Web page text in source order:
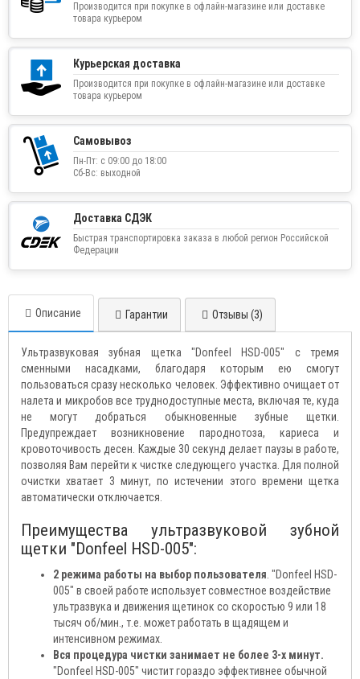
Производится при покупке в офлайн-магазине или доставке
товара курьером
Курьерская доставка
Производится при покупке в офлайн-магазине или доставке
товара курьером
Самовывоз
Пн-Пт: с 09:00 до 18:00
Сб-Вс: выходной
Доставка СДЭК
Быстрая транспортировка заказа в любой регион Российской
Федерации
Описание Гарантии Отзывы (3)
Ультразвуковая зубная щетка "Donfeel HSD-005" с тремя
сменными насадками, благодаря которым ею смогут
пользоваться сразу несколько человек. Эффективно очищает от
налета и микробов все труднодоступные места, включая те, куда
не могут добраться обыкновенные зубные щетки.
Предупреждает возникновение пароднотоза, кариеса и
кровоточивость десен. Каждые 30 секунд делает паузы в работе,
позволяя Вам перейти к чистке следующего участка. Для полной
очистки хватает 3 минут, по истечении этого времени щетка
автоматически отключается.
Преимущества ультразвуковой зубной
щетки "Donfeel HSD-005":
2 режима работы на выбор пользователя . "Donfeel HSD-
005" в своей работе использует совместное воздействие
ультразвука и движения щетинок со скоростью 9 или 18
тысяч об/мин., т.е. может работать в щадящем и
интенсивном режимах.
Вся процедура чистки занимает не более 3-х минут.
"Donfeel HSD-005" чистит гораздо эффективнее обычной